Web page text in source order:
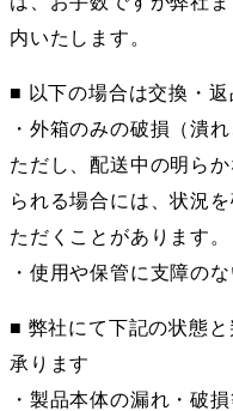
内いたします。
■ 以下の場合は交換・
・外箱のみの破損（潰
ただし、配送中の明ら
られる場合には、状況
ただくことがあります。
・使用や保管に支障の
■ 弊社にて下記の状態
承ります
・製品本体の漏れ・破